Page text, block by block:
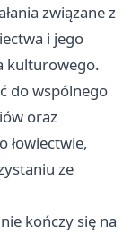
związane z
i jego
kulturowego.
do wspólnego
oraz
łowiectwie,
ze
kończy się na